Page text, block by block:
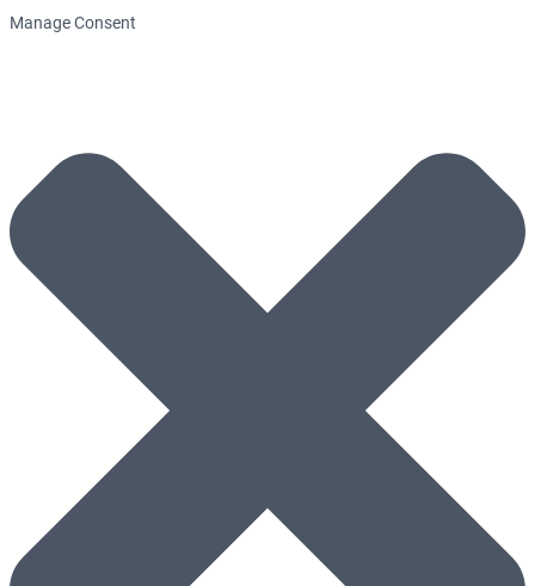
Manage Consent